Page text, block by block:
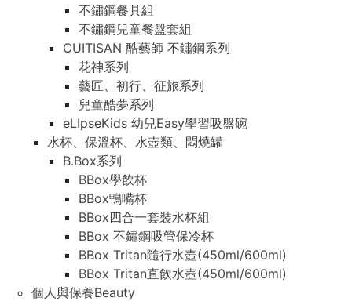
不鏽鋼餐具組
不鏽鋼兒童餐盤套組
CUITISAN 酷藝師 不鏽鋼系列
花神系列
藝匠、初行、征旅系列
兒童酷夢系列
eLIpseKids 幼兒Easy學習吸盤碗
水杯、保溫杯、水壺類、悶燒罐
B.Box系列
BBox學飲杯
BBox鴨嘴杯
BBox四合一套裝水杯組
BBox 不鏽鋼吸管保冷杯
BBox Tritan隨行水壺(450ml/600ml)
BBox Tritan直飲水壺(450ml/600ml)
個人與保養Beauty